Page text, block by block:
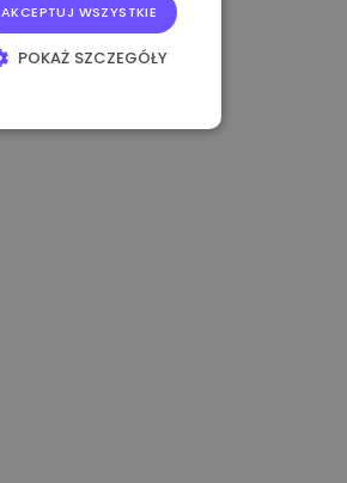
AKCEPTUJ WSZYSTKIE
POKAŻ SZCZEGÓŁY